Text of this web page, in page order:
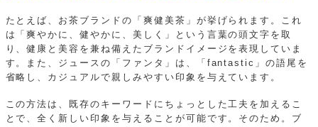
たとえば、お茶ブランドの「爽健美茶」が挙げられます。これ
は「爽やかに、健やかに、美しく」という言葉の頭文字を取
り、健康と美容を兼ね備えたブランドイメージを表現していま
す。また、ジュースの「ファンタ」は、「fantastic」の語尾を
省略し、カジュアルで親しみやすい印象を与えています。
この方法は、既存のキーワードにちょっとした工夫を加えるこ
とで、全く新しい印象を与えることが可能です。そのため。ブ